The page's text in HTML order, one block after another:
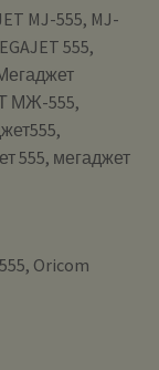
MJ-555, MJ-
555,
МЖ-555,
555, мегаджет
Oricom